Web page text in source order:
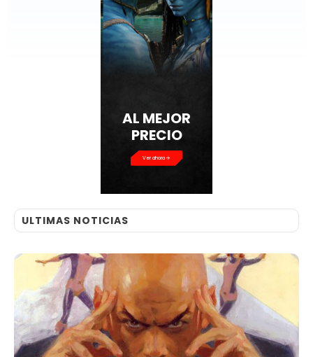
AL MEJOR
PRECIO
Ver ahora
ULTIMAS NOTICIAS